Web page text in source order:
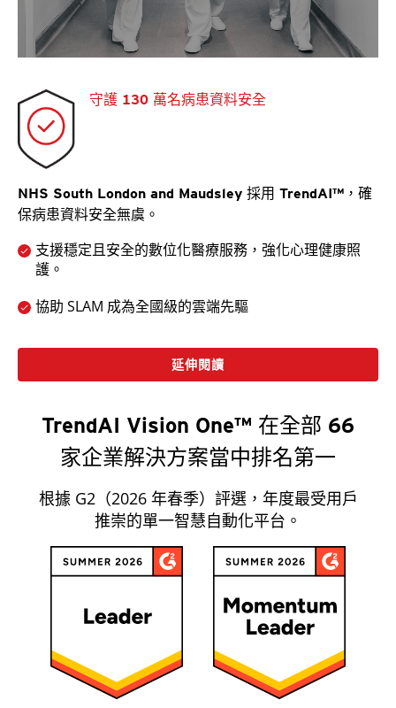
守護 130 萬名病患資料安全
NHS South London and Maudsley 採用 TrendAI™，確
保病患資料安全無虞。
支援穩定且安全的數位化醫療服務，強化心理健康照
護。
協助 SLAM 成為全國級的雲端先驅
延伸閱讀
TrendAI Vision One™ 在全部 66
家企業解決方案當中排名第一
根據 G2（2026 年春季）評選，年度最受用戶
推崇的單一智慧自動化平台。